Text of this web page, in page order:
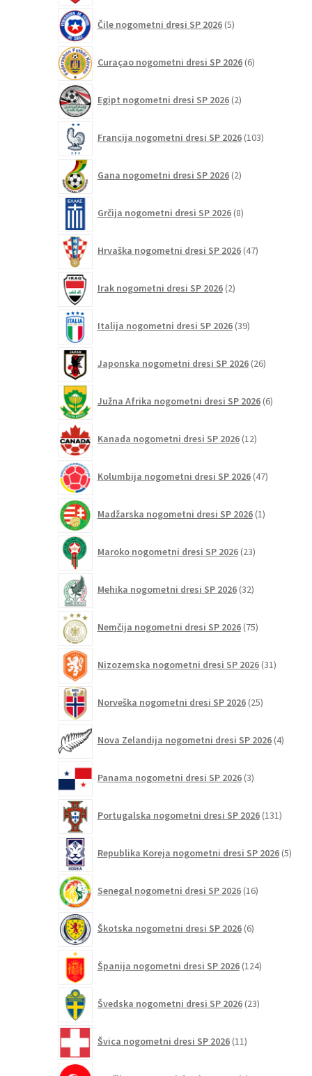
Čile nogometni dresi SP 2026 5izdelkov
Curaçao nogometni dresi SP 2026 6izdelkov
Egipt nogometni dresi SP 2026 2izdelka
Francija nogometni dresi SP 2026 103izdelki
Gana nogometni dresi SP 2026 2izdelka
Grčija nogometni dresi SP 2026 8izdelkov
Hrvaška nogometni dresi SP 2026 47izdelkov
Irak nogometni dresi SP 2026 2izdelka
Italija nogometni dresi SP 2026 39izdelkov
Japonska nogometni dresi SP 2026 26izdelkov
Južna Afrika nogometni dresi SP 2026 6izdelkov
Kanada nogometni dresi SP 2026 12izdelkov
Kolumbija nogometni dresi SP 2026 47izdelkov
Madžarska nogometni dresi SP 2026 1izdelek
Maroko nogometni dresi SP 2026 23izdelkov
Mehika nogometni dresi SP 2026 32izdelkov
Nemčija nogometni dresi SP 2026 75izdelkov
Nizozemska nogometni dresi SP 2026 31izdelkov
Norveška nogometni dresi SP 2026 25izdelkov
Nova Zelandija nogometni dresi SP 2026 4izdelki
Panama nogometni dresi SP 2026 3izdelki
Portugalska nogometni dresi SP 2026 131
Republika Koreja nogometni dresi SP 2026 5
Senegal nogometni dresi SP 2026 16izdelkov
Škotska nogometni dresi SP 2026 6izdelkov
Španija nogometni dresi SP 2026 124izdelkov
Švedska nogometni dresi SP 2026 23izdelkov
Švica nogometni dresi SP 2026 11izdelkov